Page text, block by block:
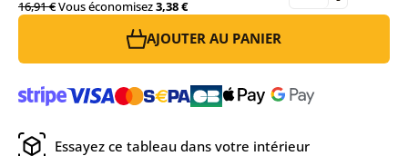
16,91 €Vous économisez3,38 €
AJOUTER AU PANIER
Essayez ce tableau dans votre intérieur